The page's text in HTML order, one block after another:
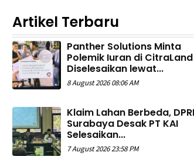
Artikel Terbaru
Panther Solutions Minta
Polemik Iuran di CitraLand
Diselesaikan lewat...
8 August 2026 08:06 AM
Klaim Lahan Berbeda,
Surabaya Desak PT KAI
Selesaikan...
7 August 2026 23:58 PM